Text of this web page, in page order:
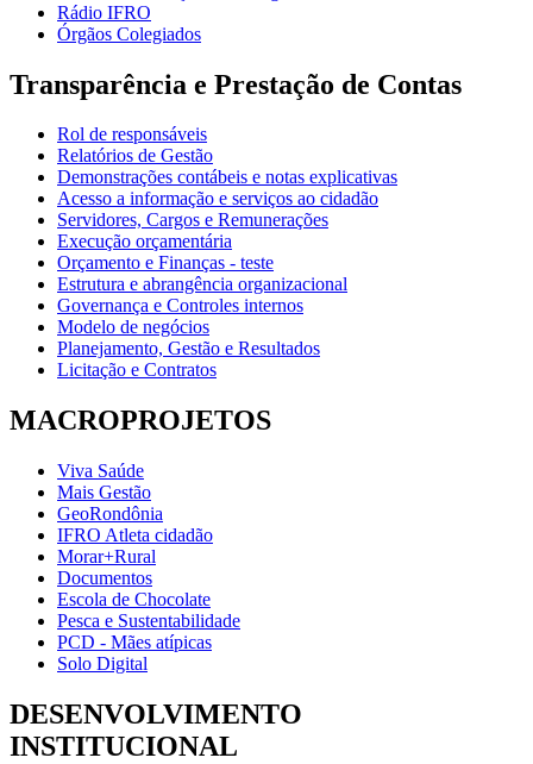
Rádio IFRO
Órgãos Colegiados
Transparência e Prestação de Contas
Rol de responsáveis
Relatórios de Gestão
Demonstrações contábeis e notas explicativas
Acesso a informação e serviços ao cidadão
Servidores, Cargos e Remunerações
Execução orçamentária
Orçamento e Finanças - teste
Estrutura e abrangência organizacional
Governança e Controles internos
Modelo de negócios
Planejamento, Gestão e Resultados
Licitação e Contratos
MACROPROJETOS
Viva Saúde
Mais Gestão
GeoRondônia
IFRO Atleta cidadão
Morar+Rural
Documentos
Escola de Chocolate
Pesca e Sustentabilidade
PCD - Mães atípicas
Solo Digital
DESENVOLVIMENTO
INSTITUCIONAL